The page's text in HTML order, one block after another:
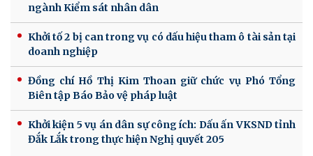
ngành Kiểm sát nhân dân
Khởi tố 2 bị can trong vụ có dấu hiệu tham ô tài sản tại
doanh nghiệp
Đồng chí Hồ Thị Kim Thoan giữ chức vụ Phó Tổng
Biên tập Báo Bảo vệ pháp luật
Khởi kiện 5 vụ án dân sự công ích: Dấu ấn VKSND tỉnh
Đắk Lắk trong thực hiện Nghị quyết 205